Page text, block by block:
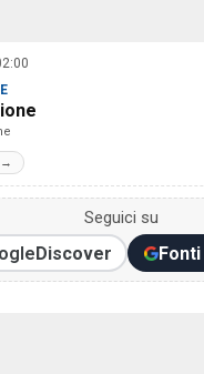
→
Seguici su
Discover